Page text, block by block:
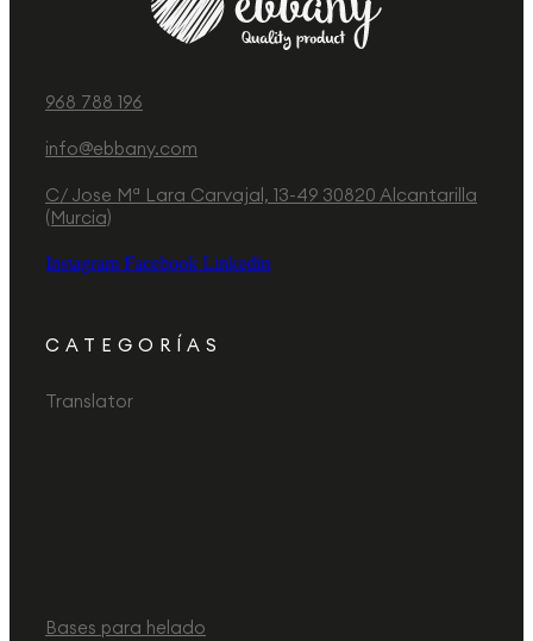
968 788 196
info@ebbany.com
C/ Jose Mª Lara Carvajal, 13-49 30820 Alcantarilla
(Murcia)
Instagram Facebook Linkedin
CATEGORÍAS
Translator
Bases para helado